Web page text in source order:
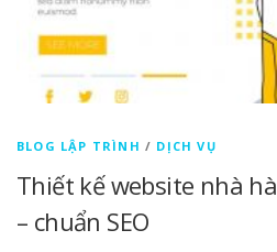
BLOG LẬP TRÌNH / DỊCH VỤ
Thiết kế website nhà
– chuẩn SEO